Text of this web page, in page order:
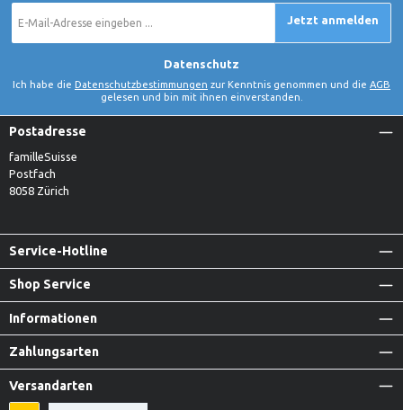
Mail-
Jetzt anmelden
Datenschutz
Ich habe die Datenschutzbestimmungen zur Kenntnis genommen und die AGB
gelesen und bin mit ihnen einverstanden.
Postadresse
familleSuisse
Postfach
8058 Zürich
Service-Hotline
Shop Service
Informationen
Zahlungsarten
Versandarten